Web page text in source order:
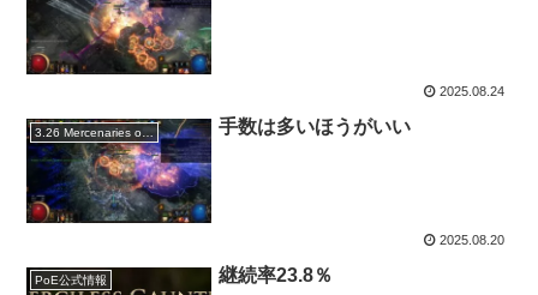
2025.08.24
3.26 Mercenaries of Trarthus 手数は多いほうがいい
2025.08.20
PoE公式情報 継続率23.8％